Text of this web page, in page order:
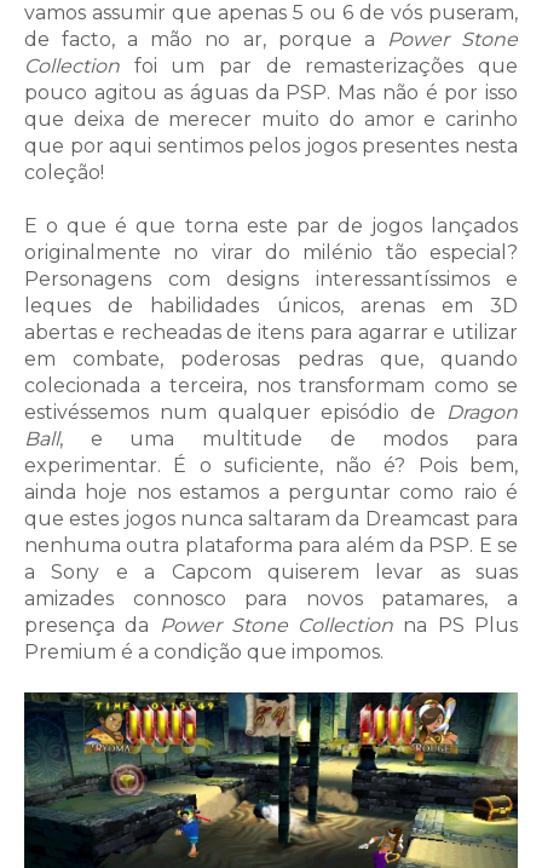
vamos assumir que apenas 5 ou 6 de vós puseram,
de facto, a mão no ar, porque a
Power Stone
Collection foi um par de remasterizações que
pouco agitou as águas da PSP. Mas não é por isso
que deixa de merecer muito do amor e carinho
que por aqui sentimos pelos jogos presentes nesta
coleção!
E o que é que torna este par de jogos lançados
originalmente no virar do milénio tão especial?
Personagens com designs interessantíssimos e
leques de habilidades únicos, arenas em 3D
abertas e recheadas de itens para agarrar e utilizar
em combate, poderosas pedras que, quando
colecionada a terceira, nos transformam como se
estivéssemos num qualquer episódio de
Dragon
Ball, e uma multitude de modos para
experimentar. É o suficiente, não é? Pois bem,
ainda hoje nos estamos a perguntar como raio é
que estes jogos nunca saltaram da Dreamcast para
nenhuma outra plataforma para além da PSP. E se
a Sony e a Capcom quiserem levar as suas
amizades connosco para novos patamares, a
presença da
Power Stone Collection na PS Plus
Premium é a condição que impomos.